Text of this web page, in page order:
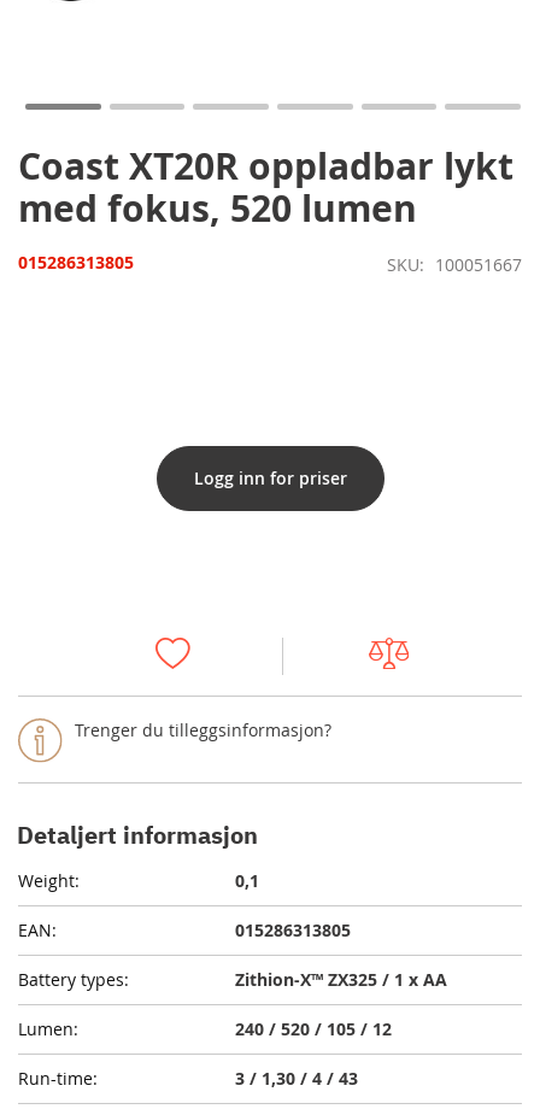
Coast XT20R oppladbar lykt
med fokus, 520 lumen
Trenger du tilleggsinformasjon?
015286313805 SKU 100051667
Logg inn for priser
bildegalleri
Detaljert informasjon
0,1
015286313805
Zithion-X™ ZX325 / 1 x AA
240 / 520 / 105 / 12
3 / 1,30 / 4 / 43